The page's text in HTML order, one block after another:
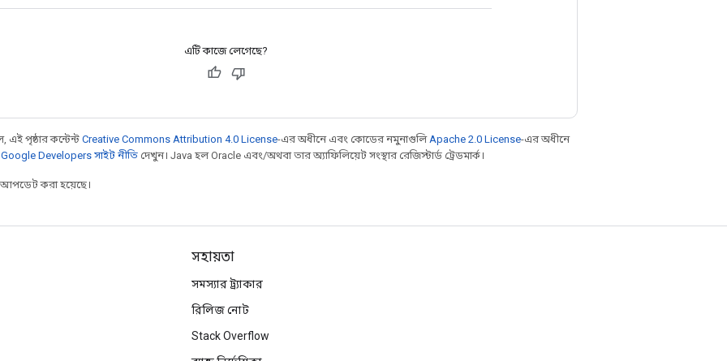
এটি কাজে লেগেছে?
এই পৃষ্ঠার কন্টেন্ট Creative Commons Attribution 4.0 License-এর অধীনে এবং কোডের নমুনাগুলি Apache 2.0 License-এর অধীনে
Google Developers সাইট নীতি দেখুন। Java হল Oracle এবং/অথবা তার অ্যাফিলিয়েট সংস্থার রেজিস্টার্ড ট্রেডমার্ক।
আপডেট করা হয়েছে।
সহায়তা
সমস্যার ট্র্যাকার
রিলিজ নোট
Stack Overflow